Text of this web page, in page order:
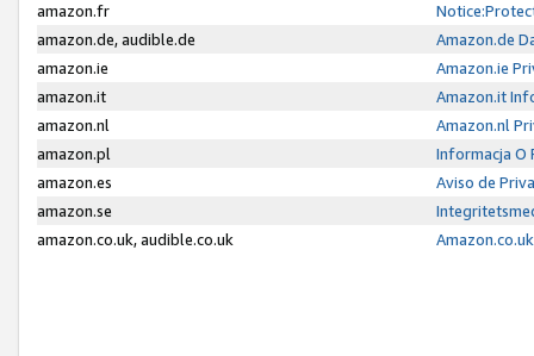
amazon.fr
amazon.de, audible.de
Amazon.de
amazon.ie
Amazon.ie
amazon.it
Amazon.it
amazon.nl
Amazon.nl
amazon.pl
Informacja O
amazon.es
Aviso de
amazon.se
amazon.co.uk, audible.co.uk